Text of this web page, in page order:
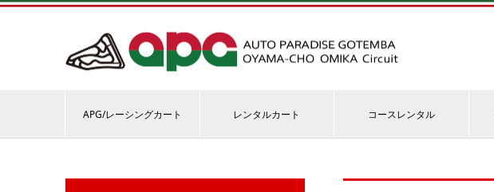
APG/レーシングカート レンタルカート コースレンタル